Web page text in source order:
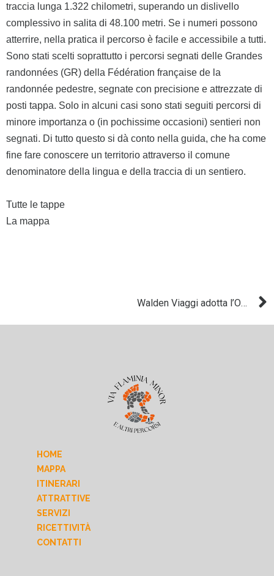
traccia lunga 1.322 chilometri, superando un dislivello
complessivo in salita di 48.100 metri. Se i numeri possono
atterrire, nella pratica il percorso è facile e accessibile a tutti.
Sono stati scelti soprattutto i percorsi segnati delle Grandes
randonnées (GR) della Fédération française de la
randonnée pedestre, segnate con precisione e attrezzate di
posti tappa. Solo in alcuni casi sono stati seguiti percorsi di
minore importanza o (in pochissime occasioni) sentieri non
segnati. Di tutto questo si dà conto nella guida, che ha come
fine fare conoscere un territorio attraverso il comune
denominatore della lingua e della traccia di un sentiero.
Tutte le tappe
La mappa
Walden Viaggi adotta l’Occitània a Pè
HOME
MAPPA
ITINERARI
ATTRATTIVE
SERVIZI
RICETTIVITÀ
CONTATTI